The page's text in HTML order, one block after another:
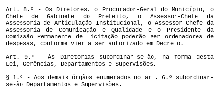
Art. 8.º - Os Diretores, o Procurador-Geral do Município, o
Chefe de Gabinete do Prefeito, o Assessor-Chefe da
Assessoria de Articulação Institucional, o Assessor-Chefe da
Assessoria de Comunicação e Qualidade e o Presidente da
Comissão Permanente de Licitação poderão ser ordenadores de
despesas, conforme vier a ser autorizado em Decreto.
Art. 9.º - Às Diretorias subordinar-se-ão, na forma desta
Lei, Gerências, Departamentos e Supervisões.
§ 1.º - Aos demais órgãos enumerados no art. 6.º subordinar-
se-ão Departamentos e Supervisões.